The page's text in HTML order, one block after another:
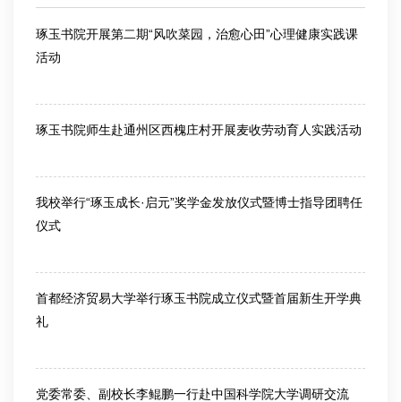
琢玉书院开展第二期“风吹菜园，治愈心田”心理健康实践课
活动
琢玉书院师生赴通州区西槐庄村开展麦收劳动育人实践活动
我校举行“琢玉成长·启元”奖学金发放仪式暨博士指导团聘任
仪式
首都经济贸易大学举行琢玉书院成立仪式暨首届新生开学典
礼
党委常委、副校长李鲲鹏一行赴中国科学院大学调研交流